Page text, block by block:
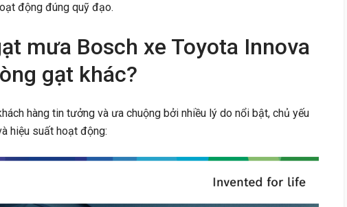
động đúng quỹ đạo.
mưa Bosch xe Toyota Innova
gạt khác?
hàng tin tưởng và ưa chuộng bởi nhiều lý do nổi bật, chủ yếu
hiệu suất hoạt động: